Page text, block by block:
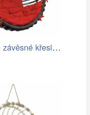
Proutěné závěsné křeslo Elis, hnědý rám…